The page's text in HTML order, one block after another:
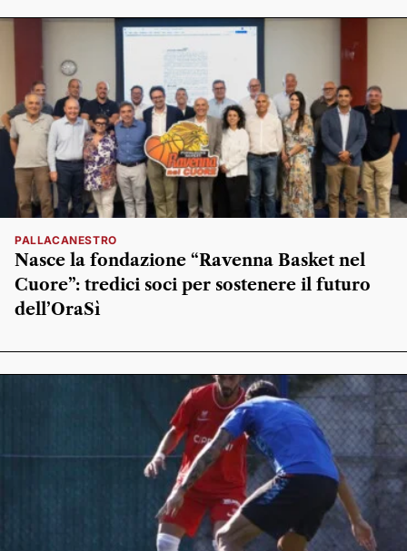
PALLACANESTRO
Nasce la fondazione “Ravenna Basket nel
Cuore”: tredici soci per sostenere il futuro
dell’OraSì